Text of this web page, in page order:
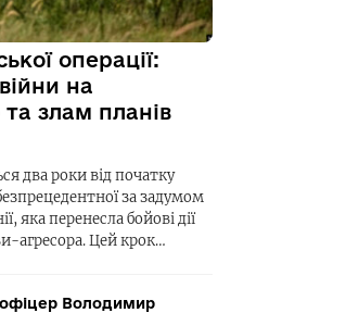
операції:
на
злам планів
два роки від початку
за задумом
яка перенесла бойові дії
агресора. Цей крок…
офіцер Володимир